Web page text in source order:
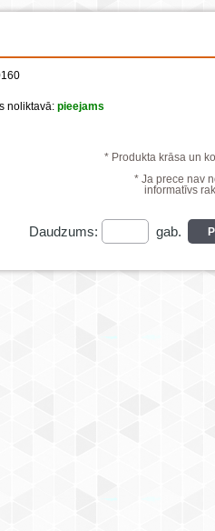
noliktavā: pieejams
* Produkta krāsa un
* Ja prece nav
informatīvs
Daudzums: gab.